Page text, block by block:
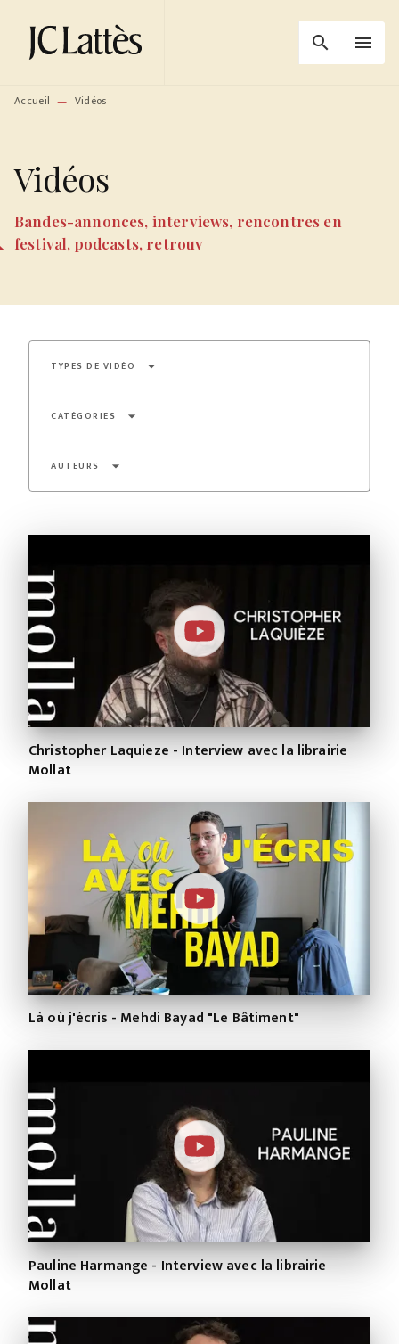
MENU RECHERCHE
PIED DE PAGE
search menu
Accueil — Vidéos
Vidéos
Bandes-annonces, interviews, rencontres en
festival, podcasts, retrouv
TYPES DE VIDÉO arrow_drop_down
CATÉGORIES arrow_drop_down
AUTEURS arrow_drop_down
Christopher Laquieze - Interview avec la librairie
Mollat
Là où j'écris - Mehdi Bayad "Le Bâtiment"
Pauline Harmange - Interview avec la librairie
Mollat